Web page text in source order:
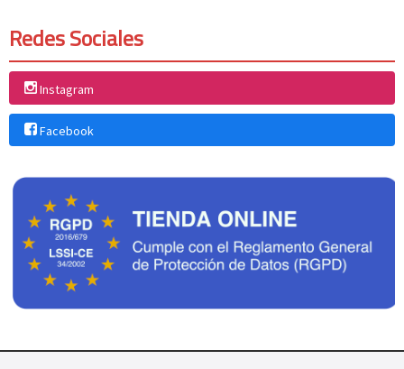
Redes Sociales
Instagram
Facebook